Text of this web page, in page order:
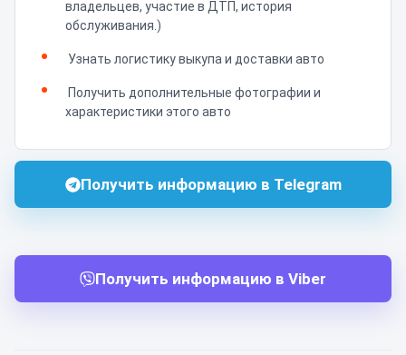
владельцев, участие в ДТП, история
обслуживания.)
Узнать логистику выкупа и доставки авто
Получить дополнительные фотографии и
характеристики этого авто
Получить информацию в Telegram
Получить информацию в Viber